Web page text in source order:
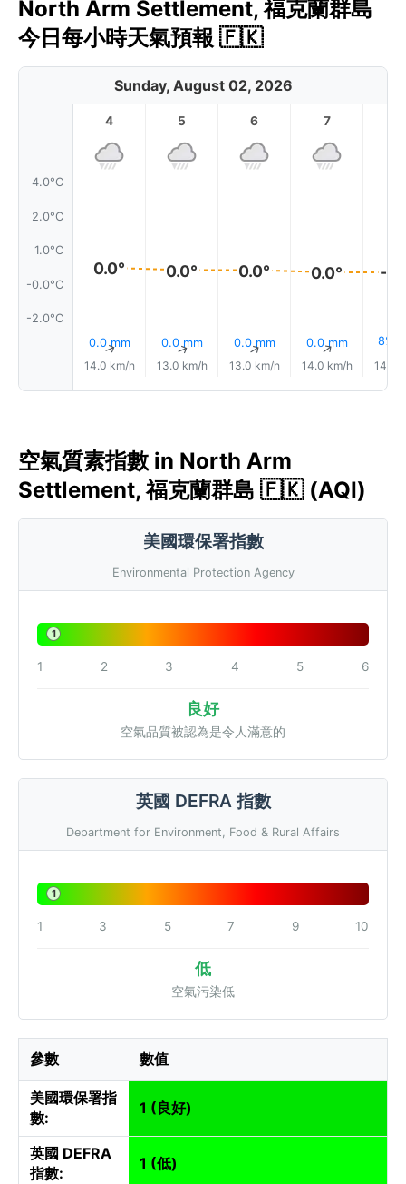
North Arm Settlement, 福克蘭群島
今日每小時天氣預報 🇫🇰
Sunday, August 02, 2026
4.0°C
2.0°C
1.0°C
-0.0°C
-2.0°C
4
0.0°
0.0 mm
↑
14.0 km/h
5
0.0°
0.0 mm
↑
13.0 km/h
6
0.0°
0.0 mm
↑
13.0 km/h
7
0.0°
0.0 mm
↑
14.0 km/h
-
8%
14.0
空氣質素指數 in North Arm
Settlement, 福克蘭群島 🇫🇰 (AQI)
美國環保署指數
Environmental Protection Agency
1
1 2 3 4 5 6
良好
空氣品質被認為是令人滿意的
英國 DEFRA 指數
Department for Environment, Food & Rural Affairs
1
1 3 5 7 9 10
低
空氣污染低
參數 數值
美國環保署指
數:
1 (良好)
英國 DEFRA
指數:
1 (低)